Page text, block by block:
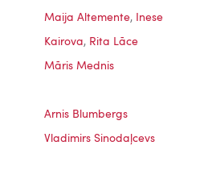
Maija Altemente, Inese
Kairova, Rita Lāce
Māris Mednis
Arnis Blumbergs
Vladimirs Sinodaļcevs